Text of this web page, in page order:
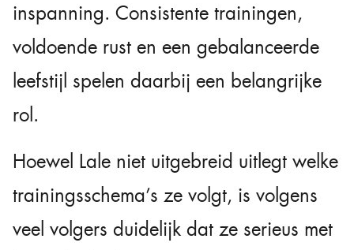
inspanning. Consistente trainingen,
voldoende rust en een gebalanceerde
leefstijl spelen daarbij een belangrijke
rol.
Hoewel Lale niet uitgebreid uitlegt welke
trainingsschema’s ze volgt, is volgens
veel volgers duidelijk dat ze serieus met